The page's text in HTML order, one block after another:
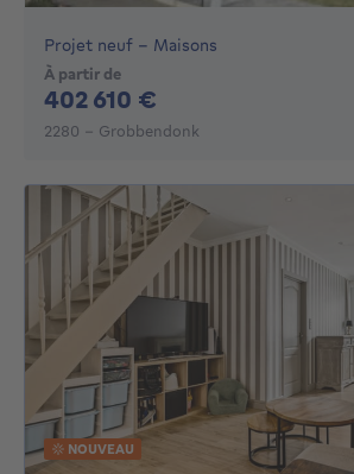
Projet neuf - Maisons
À partir de
402 610 €
2280 - Grobbendonk
NOUVEAU